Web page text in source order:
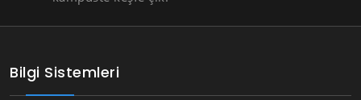
Bilgi Sistemleri